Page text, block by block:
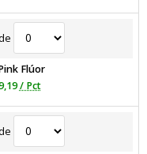
Flúor
/ Pct